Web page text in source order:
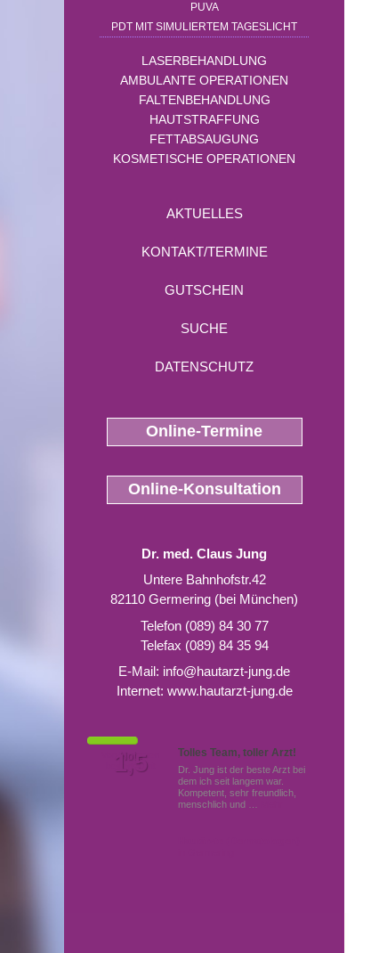
PUVA
PDT MIT SIMULIERTEM TAGESLICHT
LASERBEHANDLUNG
AMBULANTE OPERATIONEN
FALTENBEHANDLUNG
HAUTSTRAFFUNG
FETTABSAUGUNG
KOSMETISCHE OPERATIONEN
AKTUELLES
KONTAKT/TERMINE
GUTSCHEIN
SUCHE
DATENSCHUTZ
Online-Termine
Online-Konsultation
Dr. med. Claus Jung
Untere Bahnhofstr.42
82110 Germering (bei München)
Telefon (089) 84 30 77
Telefax (089) 84 35 94
E-Mail: info@hautarzt-jung.de
Internet: www.hautarzt-jung.de
Tolles Team, toller Arzt!
Dr. Jung ist der beste Arzt bei
dem ich seit langem war.
Kompetent, sehr freundlich,
menschlich und …
Von Patienten
bewertet mit
Note
1,5